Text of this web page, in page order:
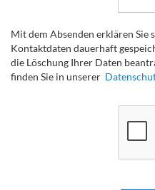
Mit dem Absenden erklären Sie
Kontaktdaten dauerhaft
die Löschung Ihrer Daten
finden Sie in unserer